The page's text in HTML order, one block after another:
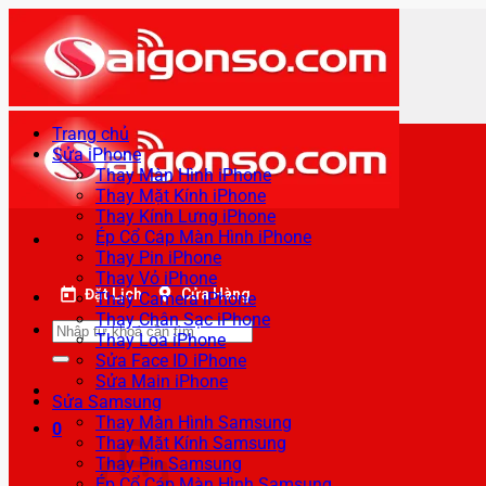
qua
nội
dung
Đặt Lịch Cửa Hàng
Tìm
kiếm:
0
Trang chủ
Sửa iPhone
Thay Màn Hình iPhone
Thay Mặt Kính iPhone
Thay Kính Lưng iPhone
Ép Cổ Cáp Màn Hình iPhone
Thay Pin iPhone
Thay Vỏ iPhone
Thay Camera iPhone
Thay Chân Sạc iPhone
Thay Loa iPhone
Sửa Face ID iPhone
Sửa Main iPhone
Sửa Samsung
Thay Màn Hình Samsung
Thay Mặt Kính Samsung
Thay Pin Samsung